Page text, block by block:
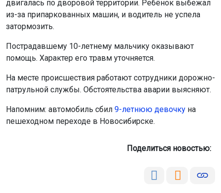
двигалась по дворовой территории. Ребёнок выбежал
из-за припаркованных машин, и водитель не успела
затормозить.
Пострадавшему 10-летнему мальчику оказывают
помощь. Характер его травм уточняется.
На месте происшествия работают сотрудники дорожно-
патрульной службы. Обстоятельства аварии выясняют.
Напомним: автомобиль сбил 9-летнюю девочку на
пешеходном переходе в Новосибирске.
Поделиться новостью: